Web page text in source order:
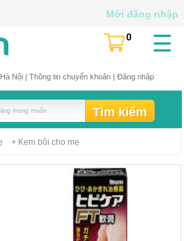
Nội | Thông tin chuyển khoản| Đăng nhập
☰
(
0
Mời đăng nhập
Kem bôi cho mẹ